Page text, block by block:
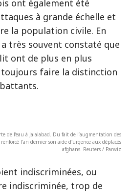
ont également été
à grande échelle et
la population civile. En
a très souvent constaté que
ont de plus en plus
toujours faire la distinction
de l’eau à Jalalabad. Du fait de l’augmentation des
l’an dernier son aide d'urgence aux déplacés
afghans. Reuters / Parwiz
indiscriminées, ou
indiscriminée, trop de